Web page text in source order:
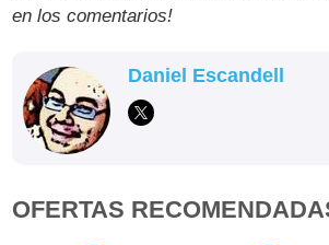
en los comentarios!
Daniel Escandell
OFERTAS